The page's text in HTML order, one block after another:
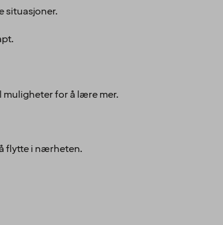
situasjoner.
muligheter for å lære mer.
flytte i nærheten.